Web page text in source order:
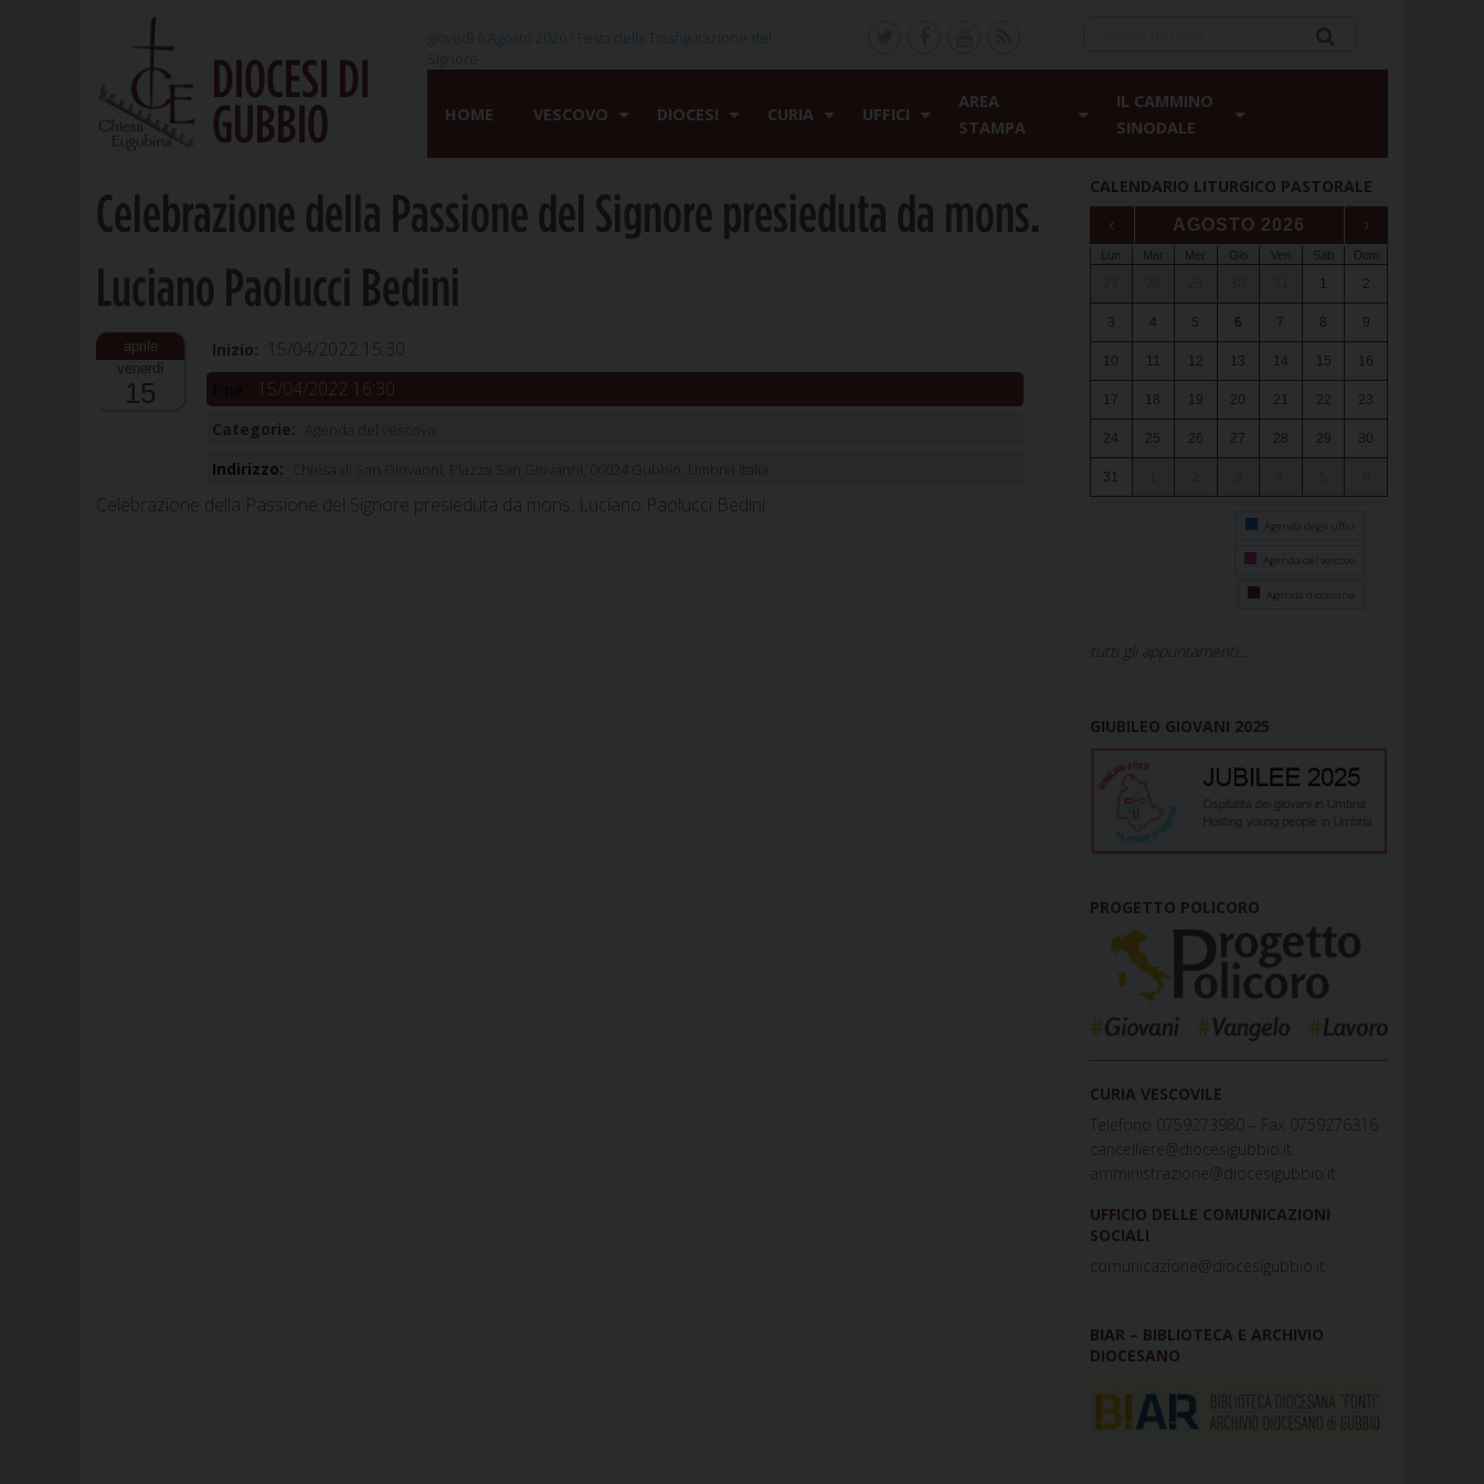
DIOCESI DI
GUBBIO
HOME VESCOVO DIOCESI CURIA UFFICI
AREA
STAMPA
IL CAMMINO
SINODALE
Celebrazione della Passione del Signore presieduta da mons.
Luciano Paolucci Bedini
venerdì
15
Inizio: 15/04/2022 15:30
15/04/2022 16:30
Categorie:
Indirizzo:
Celebrazione della Passione del Signore presieduta da mons. Luciano Paolucci Bedini
CALENDARIO LITURGICO PASTORALE
‹ AGOSTO 2026 ›
Lun Mar Mer Gio Ven Sab Dom
1 2
3 4 5 6 7 8 9
10 11 12 13 14 15 16
17 18 19 20 21 22 23
24 25 26 27 28 29 30
31
Agenda degli uffici
Agenda del vescovo
Agenda diocesana
tutti gli appuntamenti...
GIUBILEO GIOVANI 2025
PROGETTO POLICORO
CURIA VESCOVILE
Telefono 0759273980 – Fax 0759276316
cancelliere@diocesigubbio.it
amministrazione@diocesigubbio.it
UFFICIO DELLE COMUNICAZIONI
SOCIALI
comunicazione@diocesigubbio.it
BIAR – BIBLIOTECA E ARCHIVIO
DIOCESANO